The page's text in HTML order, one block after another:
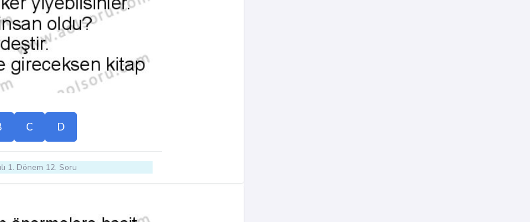
C D
1. Dönem 12. Soru